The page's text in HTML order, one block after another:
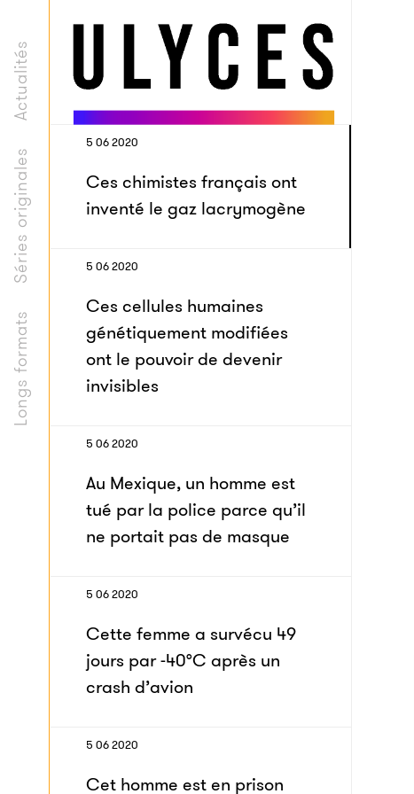
Longs formats
Séries originales
Actualités
5 06 2020
Ces chimistes français ont
inventé le gaz lacrymogène
5 06 2020
Ces cellules humaines
génétiquement modifiées
ont le pouvoir de devenir
invisibles
5 06 2020
Au Mexique, un homme est
tué par la police parce qu’il
ne portait pas de masque
5 06 2020
Cette femme a survécu 49
jours par -40°C après un
crash d’avion
5 06 2020
Cet homme est en prison